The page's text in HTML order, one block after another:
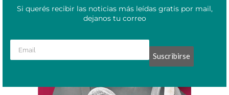
Si querés recibir las noticias más leídas gratis por mail,
dejanos tu correo
Suscribirse